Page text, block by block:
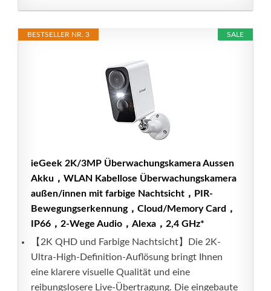
SALE
BESTSELLER NR. 3
ieGeek 2K/3MP Überwachungskamera Aussen
Akku，WLAN Kabellose Überwachungskamera
außen/innen mit farbige Nachtsicht，PIR-
Bewegungserkennung，Cloud/Memory Card，
IP66，2-Wege Audio，Alexa，2,4 GHz*
【2K QHD und Farbige Nachtsicht】Die 2K-
Ultra-High-Definition-Auflösung bringt Ihnen
eine klarere visuelle Qualität und eine
reibungslosere Live-Übertragung. Die eingebaute